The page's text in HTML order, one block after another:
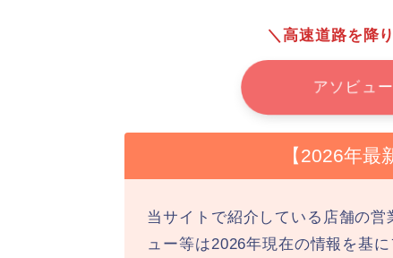
＼高速道路を降
アソビュ
【2026年
当サイトで紹介している店舗の
ュー等は2026年現在の情報を基